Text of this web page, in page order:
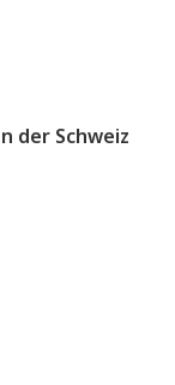
der Schweiz